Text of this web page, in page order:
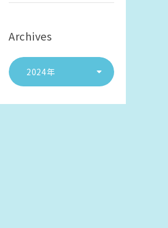
Archives
2024年